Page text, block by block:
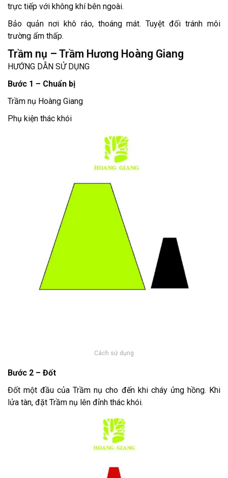
trực tiếp với không khí bên ngoài.
Bảo quản nơi khô ráo, thoáng mát. Tuyệt đối tránh môi
trường ẩm thấp.
Trầm nụ – Trầm Hương Hoàng Giang
HƯỚNG DẪN SỬ DỤNG
Bước 1 – Chuẩn bị
Trầm nụ Hoàng Giang
Phụ kiện thác khói
Cách sử dụng
Bước 2 – Đốt
Đốt một đầu của Trầm nụ cho đến khi cháy ửng hồng. Khi
lửa tàn, đặt Trầm nụ lên đỉnh thác khói.